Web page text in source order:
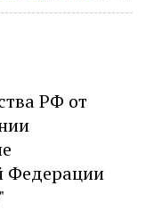
РФ от
Федерации